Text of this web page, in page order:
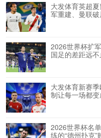
大发体育英超
军重建、曼联
2026世界杯扩
国足的差距远
大发体育新赛
制让每一场都
2026世界杯名
练的“德州扑克”